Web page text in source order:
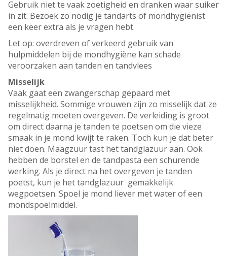
Gebruik niet te vaak zoetigheid en dranken waar suiker
in zit. Bezoek zo nodig je tandarts of mondhygiënist
een keer extra als je vragen hebt.
Let op: overdreven of verkeerd gebruik van
hulpmiddelen bij de mondhygiëne kan schade
veroorzaken aan tanden en tandvlees
Misselijk
Vaak gaat een zwangerschap gepaard met
misselijkheid. Sommige vrouwen zijn zo misselijk dat ze
regelmatig moeten overgeven. De verleiding is groot
om direct daarna je tanden te poetsen om die vieze
smaak in je mond kwijt te raken. Toch kun je dat beter
niet doen. Maagzuur tast het tandglazuur aan. Ook
hebben de borstel en de tandpasta een schurende
werking. Als je direct na het overgeven je tanden
poetst, kun je het tandglazuur gemakkelijk
wegpoetsen. Spoel je mond liever met water of een
mondspoelmiddel.